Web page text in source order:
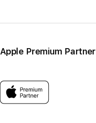
Apple Premium Partner